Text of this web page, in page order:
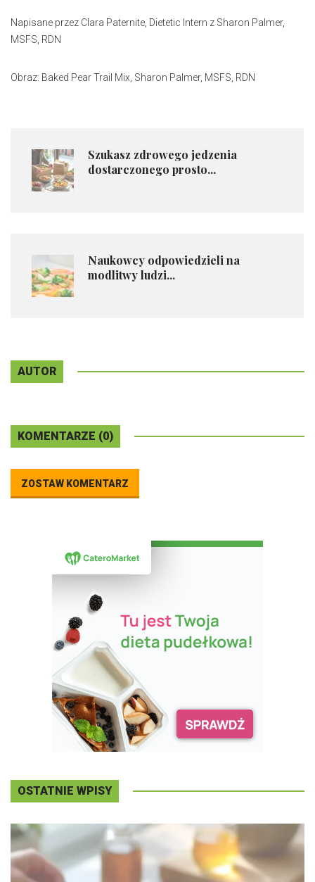
Napisane przez Clara Paternite, Dietetic Intern z Sharon Palmer,
MSFS, RDN
Obraz: Baked Pear Trail Mix, Sharon Palmer, MSFS, RDN
Szukasz zdrowego jedzenia
dostarczonego prosto...
Naukowcy odpowiedzieli na
modlitwy ludzi...
AUTOR
KOMENTARZE (0)
ZOSTAW KOMENTARZ
OSTATNIE WPISY